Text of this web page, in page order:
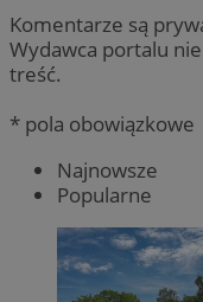
Komentarze są
Wydawca portalu
treść.
* pola obowiązkowe
Najnowsze
Popularne